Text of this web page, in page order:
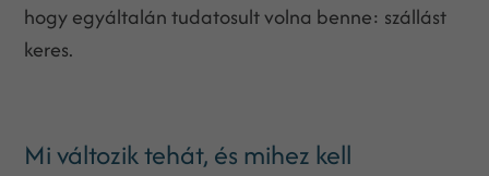
hogy egyáltalán tudatosult volna benne: szállást
keres.
Mi változik tehát, és mihez kell